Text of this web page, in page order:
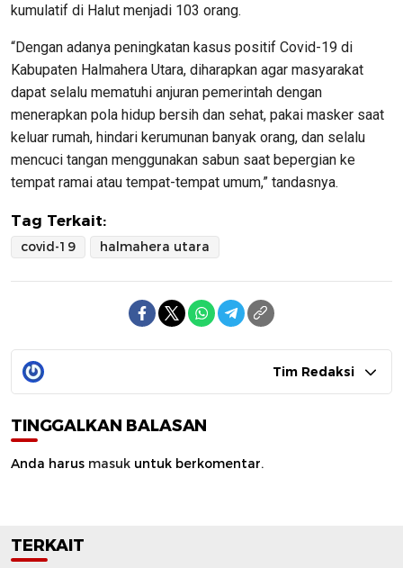
kumulatif di Halut menjadi 103 orang.
“Dengan adanya peningkatan kasus positif Covid-19 di
Kabupaten Halmahera Utara, diharapkan agar masyarakat
dapat selalu mematuhi anjuran pemerintah dengan
menerapkan pola hidup bersih dan sehat, pakai masker saat
keluar rumah, hindari kerumunan banyak orang, dan selalu
mencuci tangan menggunakan sabun saat bepergian ke
tempat ramai atau tempat-tempat umum,” tandasnya.
Tag Terkait:
covid-19 halmahera utara
Tim Redaksi
TINGGALKAN BALASAN
Anda harus masuk untuk berkomentar.
TERKAIT